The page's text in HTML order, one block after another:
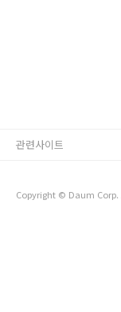
제, 단백질바 등등), 경제/
잘하는 것 : 행동하는 것,
Copyright © Daum Corp.
관련사이트